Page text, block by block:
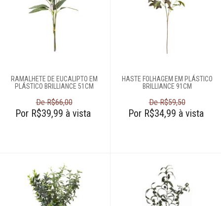
Cinzeiros
Complementos
Esculturas
Espelhos
Gardens
Garrafas
RAMALHETE DE EUCALIPTO EM
PLÁSTICO BRILLIANCE 51CM
De R$66,00
Por R$39,99 à vista
HASTE FOLHAGEM EM PLÁSTICO
BRILLIANCE 91CM
De R$59,50
Por R$34,99 à vista